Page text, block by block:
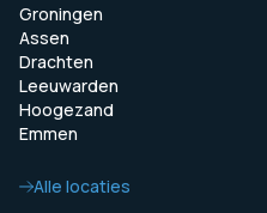
Groningen
Assen
Drachten
Leeuwarden
Hoogezand
Emmen
Alle locaties